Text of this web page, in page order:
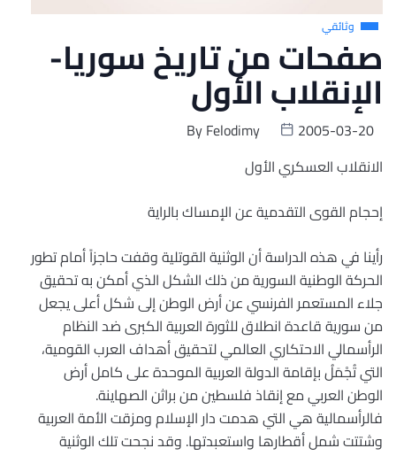
وثائقي
صفحات من تاريخ سوريا-
الإنقلاب الأول
ByFelodimy
2005-03-20
الانقلاب العسكري الأول
إحجام القوى التقدمية عن الإمساك بالراية
رأينا في هذه الدراسة أن الوثنية القوتلية وقفت حاجزاً أمام تطور
الحركة الوطنية السورية من ذلك الشكل الذي أمكن به تحقيق
جلاء المستعمر الفرنسي عن أرض الوطن إلى شكل أعلى يجعل
من سورية قاعدة انطلاق للثورة العربية الكبرى ضد النظام
الرأسمالي الاحتكاري العالمي لتحقيق أهداف العرب القومية،
التي تُجْمَلُ بإقامة الدولة العربية الموحدة على كامل أرض
الوطن العربي مع إنقاذ فلسطين من براثن الصهاينة.
فالرأسمالية هي التي هدمت دار الإسلام ومزقت الأمة العربية
وشتتت شمل أقطارها واستعبدتها. وقد نجحت تلك الوثنية